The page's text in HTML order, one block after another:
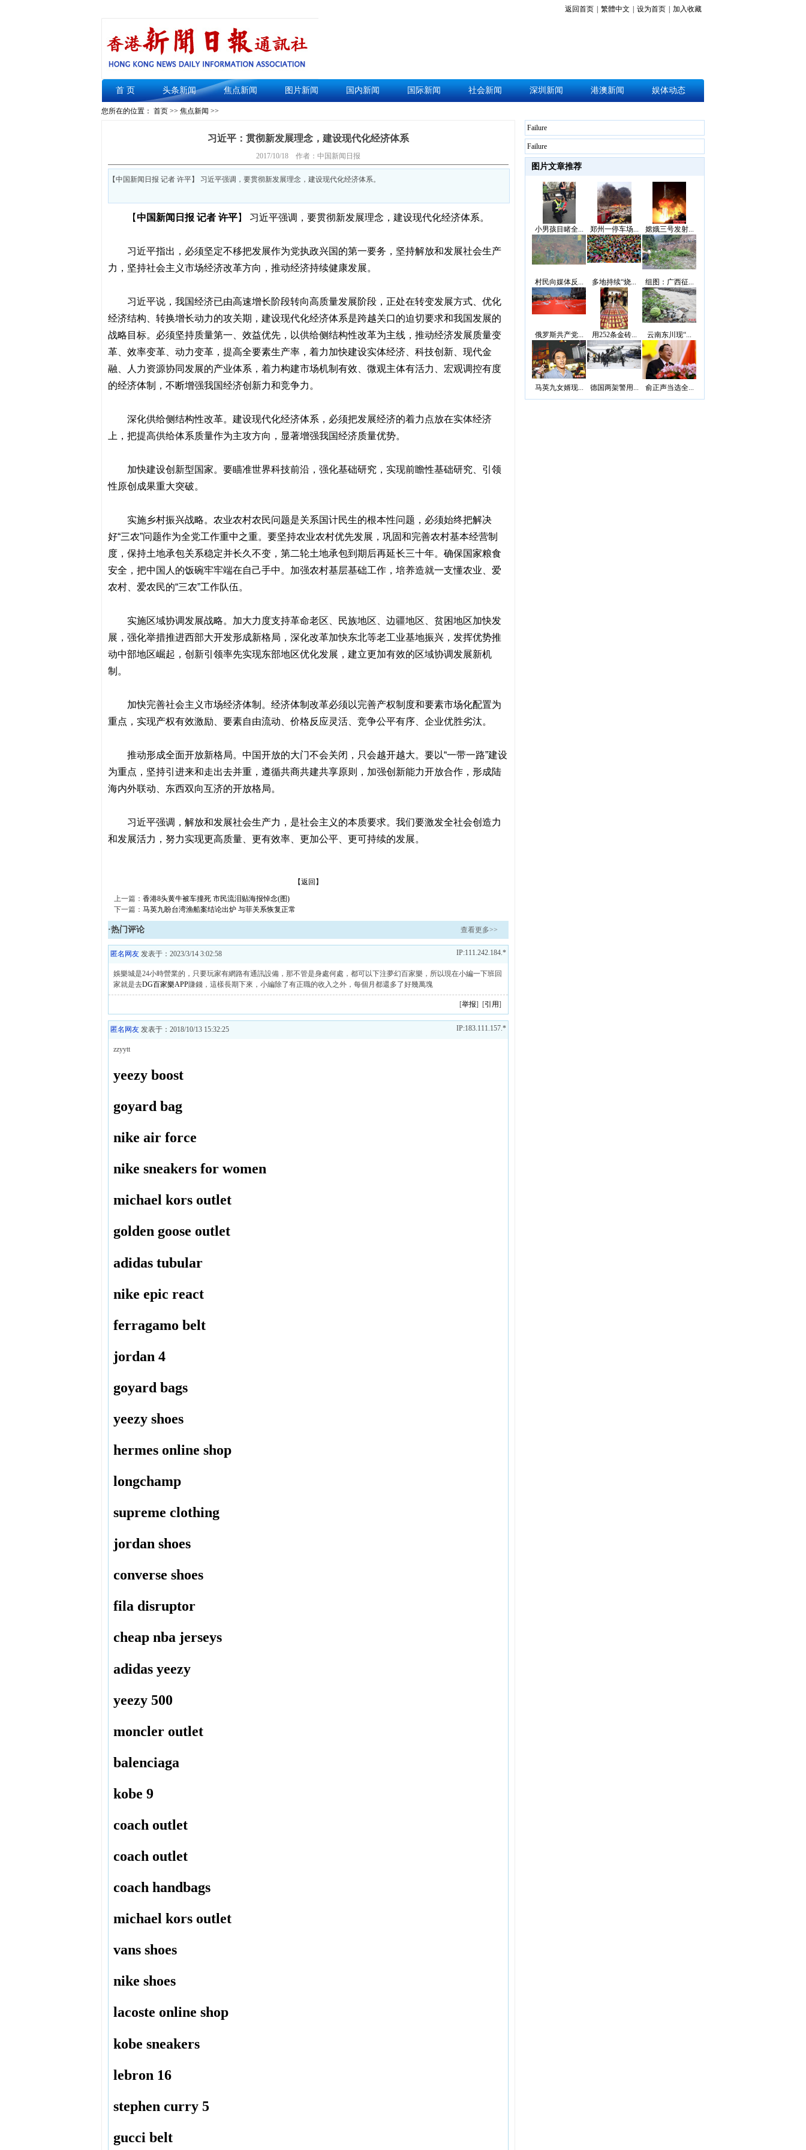
返回首页 繁體中文 设为首页 加入收藏
首 页 头条新闻 焦点新闻 图片新闻 国内新闻 国际新闻 社会新闻 深圳新闻 港澳新闻 娱体动态
您所在的位置： 首页 >> 焦点新闻 >>
习近平：贯彻新发展理念，建设现代化经济体系
2017/10/18 作者：中国新闻日报
【中国新闻日报 记者 许平】 习近平强调，要贯彻新发展理念，建设现代化经济体系。
【中国新闻日报 记者 许平】 习近平强调，要贯彻新发展理念，建设现代化经济体系。
习近平指出，必须坚定不移把发展作为党执政兴国的第一要务，坚持解放和发展社会生产
力，坚持社会主义市场经济改革方向，推动经济持续健康发展。
习近平说，我国经济已由高速增长阶段转向高质量发展阶段，正处在转变发展方式、优化
经济结构、转换增长动力的攻关期，建设现代化经济体系是跨越关口的迫切要求和我国发展的
战略目标。必须坚持质量第一、效益优先，以供给侧结构性改革为主线，推动经济发展质量变
革、效率变革、动力变革，提高全要素生产率，着力加快建设实体经济、科技创新、现代金
融、人力资源协同发展的产业体系，着力构建市场机制有效、微观主体有活力、宏观调控有度
的经济体制，不断增强我国经济创新力和竞争力。
深化供给侧结构性改革。建设现代化经济体系，必须把发展经济的着力点放在实体经济
上，把提高供给体系质量作为主攻方向，显著增强我国经济质量优势。
加快建设创新型国家。要瞄准世界科技前沿，强化基础研究，实现前瞻性基础研究、引领
性原创成果重大突破。
实施乡村振兴战略。农业农村农民问题是关系国计民生的根本性问题，必须始终把解决
好“三农”问题作为全党工作重中之重。要坚持农业农村优先发展，巩固和完善农村基本经营制
度，保持土地承包关系稳定并长久不变，第二轮土地承包到期后再延长三十年。确保国家粮食
安全，把中国人的饭碗牢牢端在自己手中。加强农村基层基础工作，培养造就一支懂农业、爱
农村、爱农民的“三农”工作队伍。
实施区域协调发展战略。加大力度支持革命老区、民族地区、边疆地区、贫困地区加快发
展，强化举措推进西部大开发形成新格局，深化改革加快东北等老工业基地振兴，发挥优势推
动中部地区崛起，创新引领率先实现东部地区优化发展，建立更加有效的区域协调发展新机
制。
加快完善社会主义市场经济体制。经济体制改革必须以完善产权制度和要素市场化配置为
重点，实现产权有效激励、要素自由流动、价格反应灵活、竞争公平有序、企业优胜劣汰。
推动形成全面开放新格局。中国开放的大门不会关闭，只会越开越大。要以“一带一路”建设
为重点，坚持引进来和走出去并重，遵循共商共建共享原则，加强创新能力开放合作，形成陆
海内外联动、东西双向互济的开放格局。
习近平强调，解放和发展社会生产力，是社会主义的本质要求。我们要激发全社会创造力
和发展活力，努力实现更高质量、更有效率、更加公平、更可持续的发展。
【返回】
上一篇： 香港8头黄牛被车撞死 市民流泪贴海报悼念(图)
下一篇： 马英九盼台湾渔船案结论出炉 与菲关系恢复正常
·热门评论 查看更多>>
匿名网友 发表于：2023/3/14 3:02:58 IP:111.242.184.*
娛樂城是24小時營業的，只要玩家有網路有通訊設備，那不管是身處何處，都可以下注夢幻百家樂，所以現在小編一下班回
家就是去DG百家樂APP賺錢，這樣長期下來，小編除了有正職的收入之外，每個月都還多了好幾萬塊
[举报] [引用]
匿名网友 发表于：2018/10/13 15:32:25 IP:183.111.157.*
zzyytt
yeezy boost
goyard bag
nike air force
nike sneakers for women
michael kors outlet
golden goose outlet
adidas tubular
nike epic react
ferragamo belt
jordan 4
goyard bags
yeezy shoes
hermes online shop
longchamp
supreme clothing
jordan shoes
converse shoes
fila disruptor
cheap nba jerseys
adidas yeezy
yeezy 500
moncler outlet
balenciaga
kobe 9
coach outlet
coach outlet
coach handbags
michael kors outlet
vans shoes
nike shoes
lacoste online shop
kobe sneakers
lebron 16
stephen curry 5
gucci belt
Failure
Failure
图片文章推荐
小男孩目睹全... 郑州一停车场... 嫦娥三号发射...
村民向媒体反... 多地持续“烧... 组图：广西征...
俄罗斯共产党... 用252条金砖... 云南东川现“...
马英九女婿现... 德国两架警用... 俞正声当选全...